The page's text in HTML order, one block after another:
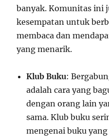
banyak. Komunitas ini
kesempatan untuk
membaca dan
yang menarik.
Klub Buku:
adalah cara yang
dengan orang lain
sama. Klub buku
mengenai buku